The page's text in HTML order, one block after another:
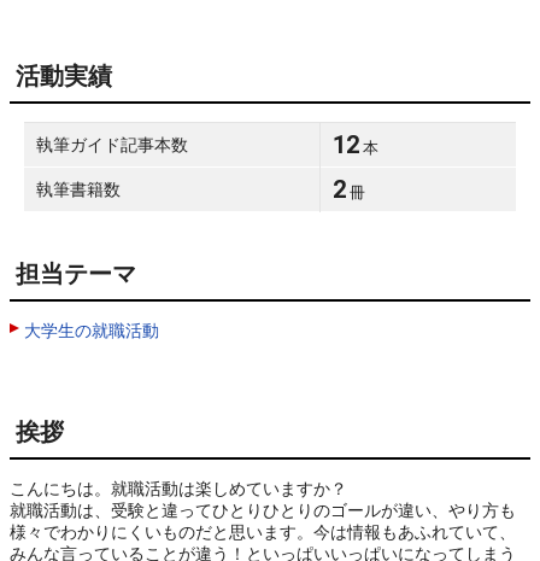
活動実績
執筆ガイド記事本数 12 本
執筆書籍数 2 冊
担当テーマ
大学生の就職活動
挨拶
こんにちは。就職活動は楽しめていますか？
就職活動は、受験と違ってひとりひとりのゴールが違い、やり方も
様々でわかりにくいものだと思います。今は情報もあふれていて、
みんな言っていることが違う！といっぱいいっぱいになってしまう